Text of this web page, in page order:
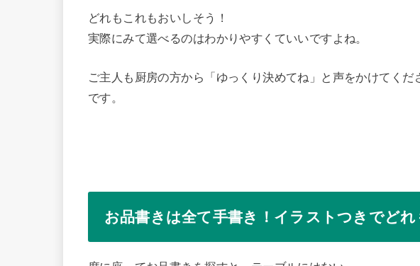
どれもこれもおいしそう！
実際にみて選べるのはわかりやすくていいですよね。
ご主人も厨房の方から「ゆっくり決めてね」と声をかけてく
です。
お品書きは全て手書き！イラストつきでどれ